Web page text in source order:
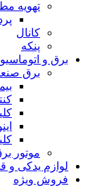
تهویه
کانال
پنکه
برق و
برق
موتور
لوازم یدکی و
فروش ویژه